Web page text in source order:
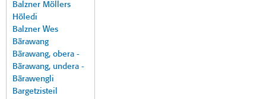
Balzner Möllers
Höledi
Balzner Wes
Bärawang
Bärawang, obera -
Bärawang, undera -
Bärawengli
Bargetzisteil